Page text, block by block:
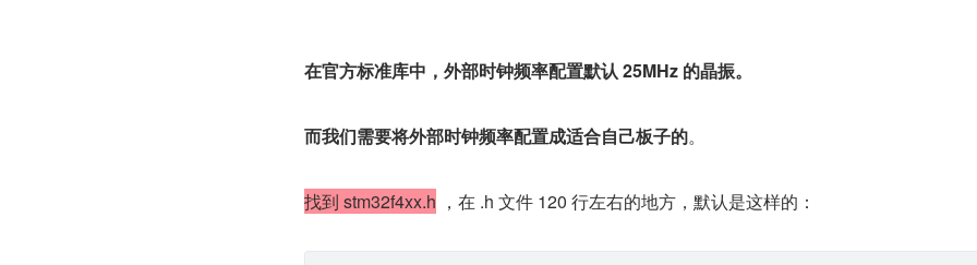
在官方标准库中，外部时钟频率配置默认 25MHz 的晶振。
而我们需要将外部时钟频率配置成适合自己板子的。
找到 stm32f4xx.h ，在 .h 文件 120 行左右的地方，默认是这样的：